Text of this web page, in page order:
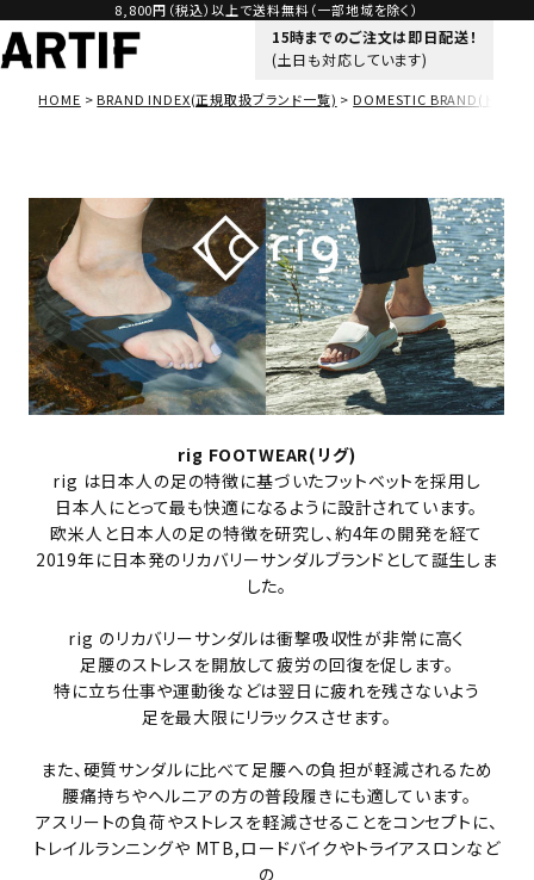
8,800円（税込）以上で送料無料（一部地域を除く）
15時までのご注文は即日配送！
(土日も対応しています)
HOME BRAND INDEX(正規取扱ブランド一覧) DOMESTIC BRAND(ドメステ
rig FOOTWEAR(リグ)
rig は日本人の足の特徴に基づいたフットベットを採用し
日本人にとって最も快適になるように設計されています。
欧米人と日本人の足の特徴を研究し、約4年の開発を経て
2019年に日本発のリカバリーサンダルブランドとして誕生しま
した。
rig のリカバリーサンダルは衝撃吸収性が非常に高く
足腰のストレスを開放して疲労の回復を促します。
特に立ち仕事や運動後などは翌日に疲れを残さないよう
足を最大限にリラックスさせます。
また、硬質サンダルに比べて足腰への負担が軽減されるため
腰痛持ちやヘルニアの方の普段履きにも適しています。
アスリートの負荷やストレスを軽減させることをコンセプトに、
トレイルランニングや MTB,ロードバイクやトライアスロンなど
の